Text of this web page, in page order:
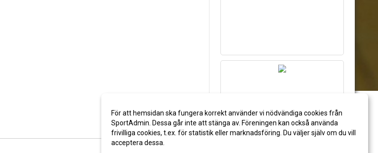
För att hemsidan ska fungera korrekt använder vi nödvändiga cookies från
SportAdmin. Dessa går inte att stänga av. Föreningen kan också använda
frivilliga cookies, t.ex. för statistik eller marknadsföring. Du väljer själv om du vill
acceptera dessa.